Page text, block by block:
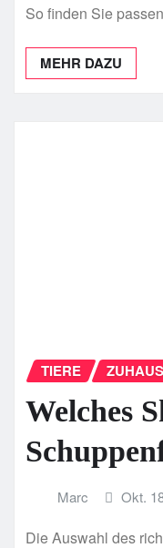
So finden Sie
MEHR DAZU
TIERE
Welches
Marc Okt.
Die Auswahl des